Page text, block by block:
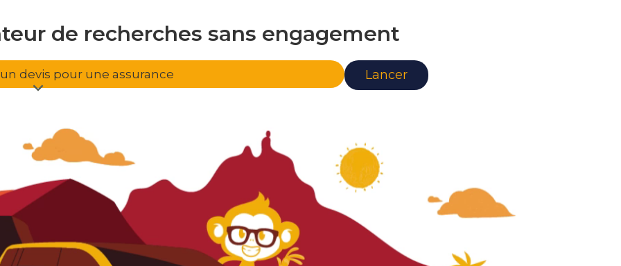
de recherches
sans engagement
d'assurance
devis pour une assurance Lancer